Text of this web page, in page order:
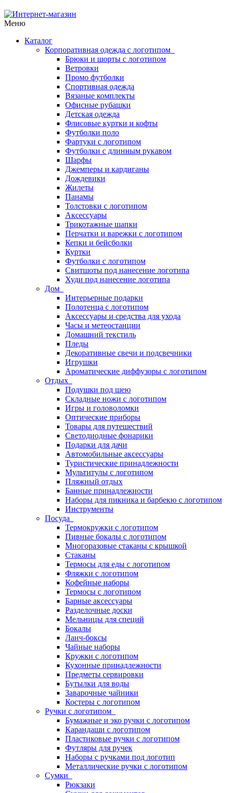
Меню
Каталог
Корпоративная одежда с логотипом
Брюки и шорты с логотипом
Ветровки
Промо футболки
Спортивная одежда
Вязаные комплекты
Офисные рубашки
Детская одежда
Флисовые куртки и кофты
Футболки поло
Фартуки с логотипом
Футболки с длинным рукавом
Шарфы
Джемперы и кардиганы
Дождевики
Жилеты
Панамы
Толстовки с логотипом
Аксессуары
Трикотажные шапки
Перчатки и варежки с логотипом
Кепки и бейсболки
Куртки
Футболки с логотипом
Свитшоты под нанесение логотипа
Худи под нанесение логотипа
Дом
Интерьерные подарки
Полотенца с логотипом
Аксессуары и средства для ухода
Часы и метеостанции
Домашний текстиль
Пледы
Декоративные свечи и подсвечники
Игрушки
Ароматические диффузоры с логотипом
Отдых
Подушки под шею
Складные ножи с логотипом
Игры и головоломки
Оптические приборы
Товары для путешествий
Светодиодные фонарики
Подарки для дачи
Автомобильные аксессуары
Туристические принадлежности
Мультитулы с логотипом
Пляжный отдых
Банные принадлежности
Наборы для пикника и барбекю с логотипом
Инструменты
Посуда
Термокружки с логотипом
Пивные бокалы с логотипом
Многоразовые стаканы с крышкой
Стаканы
Термосы для еды с логотипом
Фляжки с логотипом
Кофейные наборы
Термосы с логотипом
Барные аксессуары
Разделочные доски
Мельницы для специй
Бокалы
Ланч-боксы
Чайные наборы
Кружки с логотипом
Кухонные принадлежности
Предметы сервировки
Бутылки для воды
Заварочные чайники
Костеры с логотипом
Ручки с логотипом
Бумажные и эко ручки с логотипом
Карандаши с логотипом
Пластиковые ручки с логотипом
Футляры для ручек
Наборы с ручками под логотип
Металлические ручки с логотипом
Сумки
Рюкзаки